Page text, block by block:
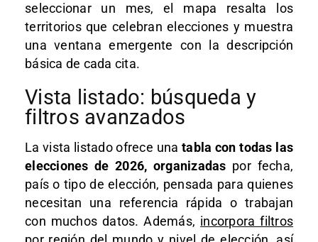
seleccionar un mes, el mapa resalta los
territorios que celebran elecciones y muestra
una ventana emergente con la descripción
básica de cada cita.
Vista listado: búsqueda y
filtros avanzados
La vista listado ofrece unatabla con todas las
elecciones de 2026, organizadas por fecha,
país o tipo de elección, pensada para quienes
necesitan una referencia rápida o trabajan
con muchos datos. Además, incorpora filtros